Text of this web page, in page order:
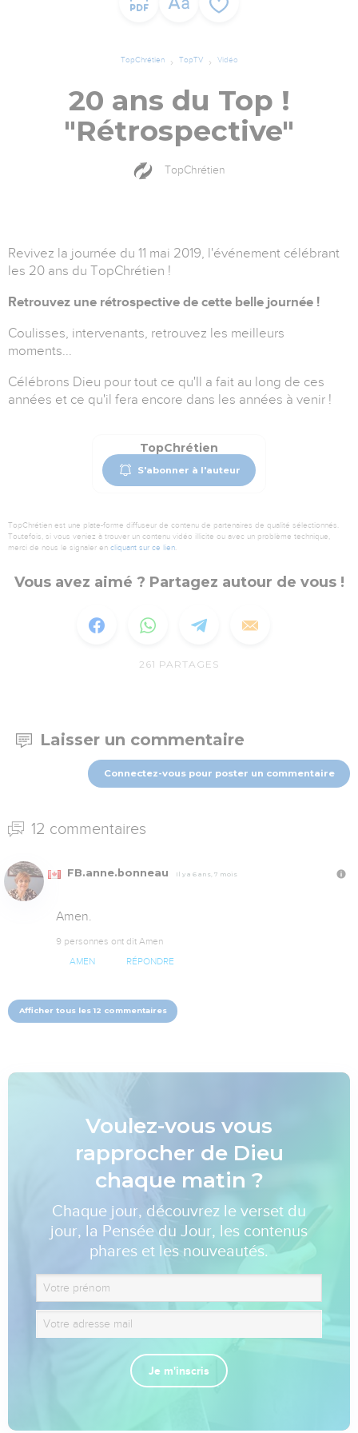
TopChrétien TopTV Vidéo
20 ans du Top !
"Rétrospective"
TopChrétien
Revivez la journée du 11 mai 2019, l'événement célébrant
les 20 ans du TopChrétien !
Retrouvez une rétrospective de cette belle journée !
Coulisses, intervenants, retrouvez les meilleurs
moments...
Célébrons Dieu pour tout ce qu'Il a fait au long de ces
années et ce qu'il fera encore dans les années à venir !
TopChrétien
S'abonner à l'auteur
TopChrétien est une plate-forme diffuseur de contenu de partenaires de qualité sélectionnés.
Toutefois, si vous veniez à trouver un contenu vidéo illicite ou avec un problème technique,
merci de nous le signaler en cliquant sur ce lien.
Vous avez aimé ? Partagez autour de vous !
261 PARTAGES
Laisser un commentaire
Connectez-vous pour poster un commentaire
12 commentaires
FB.anne.bonneau Il y a 6 ans, 7 mois
Amen.
9 personnes ont dit Amen
AMEN RÉPONDRE
Afficher tous les 12 commentaires
Voulez-vous vous
rapprocher de Dieu
chaque matin ?
Chaque jour, découvrez le verset du
jour, la Pensée du Jour, les contenus
phares et les nouveautés.
Je m'inscris